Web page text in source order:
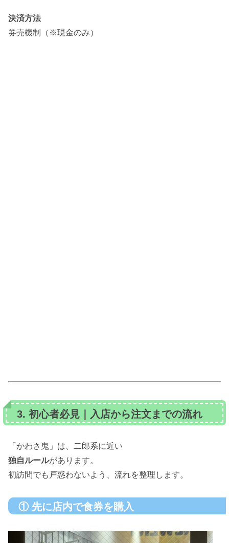
決済方法
券売機制（※現金のみ）
3. 初心者必見｜入店から注文までの流れ
「かわさ鬼」は、二郎系に近い
独自ルールがあります。
初訪問でも戸惑わないよう、流れを整理します。
① 先に店内で食券を購入